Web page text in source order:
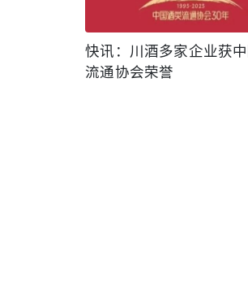
快讯：川酒多家企业获
流通协会荣誉